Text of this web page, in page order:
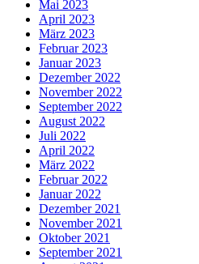
Mai 2023
April 2023
März 2023
Februar 2023
Januar 2023
Dezember 2022
November 2022
September 2022
August 2022
Juli 2022
April 2022
März 2022
Februar 2022
Januar 2022
Dezember 2021
November 2021
Oktober 2021
September 2021